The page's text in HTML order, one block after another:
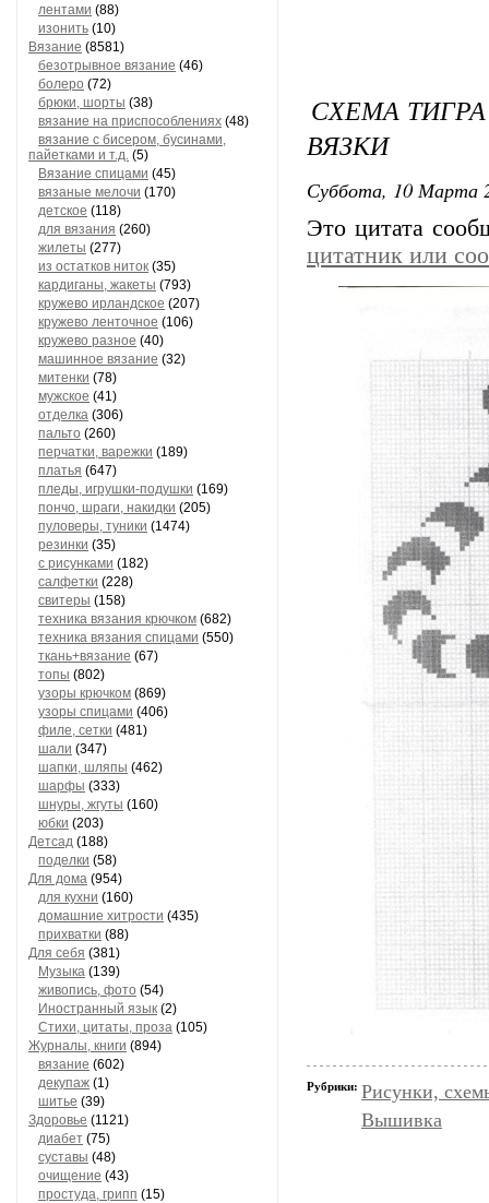
лентами (88)
изонить (10)
Вязание (8581)
безотрывное вязание (46)
болеро (72)
брюки, шорты (38)
вязание на приспособлениях (48)
вязание с бисером, бусинами,
пайетками и т.д. (5)
Вязание спицами (45)
вязаные мелочи (170)
детское (118)
для вязания (260)
жилеты (277)
из остатков ниток (35)
кардиганы, жакеты (793)
кружево ирландское (207)
кружево ленточное (106)
кружево разное (40)
машинное вязание (32)
митенки (78)
мужское (41)
отделка (306)
пальто (260)
перчатки, варежки (189)
платья (647)
пледы, игрушки-подушки (169)
пончо, шраги, накидки (205)
пуловеры, туники (1474)
резинки (35)
с рисунками (182)
салфетки (228)
свитеры (158)
техника вязания крючком (682)
техника вязания спицами (550)
ткань+вязание (67)
топы (802)
узоры крючком (869)
узоры спицами (406)
филе, сетки (481)
шали (347)
шапки, шляпы (462)
шарфы (333)
шнуры, жгуты (160)
юбки (203)
Детсад (188)
поделки (58)
Для дома (954)
для кухни (160)
домашние хитрости (435)
прихватки (88)
Для себя (381)
Музыка (139)
живопись, фото (54)
Иностранный язык (2)
Стихи, цитаты, проза (105)
Журналы, книги (894)
вязание (602)
декупаж (1)
шитье (39)
Здоровье (1121)
диабет (75)
суставы (48)
очищение (43)
простуда, грипп (15)
СХЕМА
ВЯЗКИ
Суббота, 10 Марта
Это цитата
цитатник или
Рубрики: Рисунки,
Вышивка